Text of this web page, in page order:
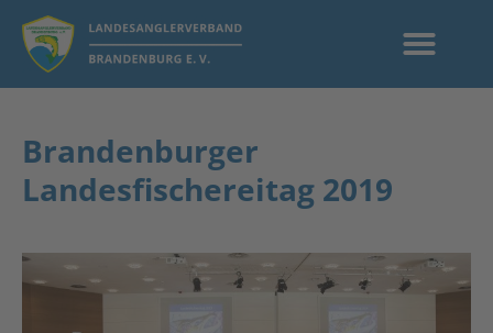
Brandenburger
Landesfischereitag 2019